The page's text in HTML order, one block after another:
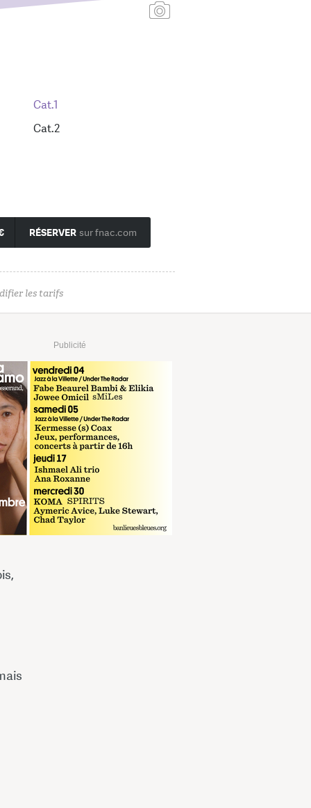
Cat.1
Cat.2
RÉSERVER sur fnac.com
les tarifs
Publicité